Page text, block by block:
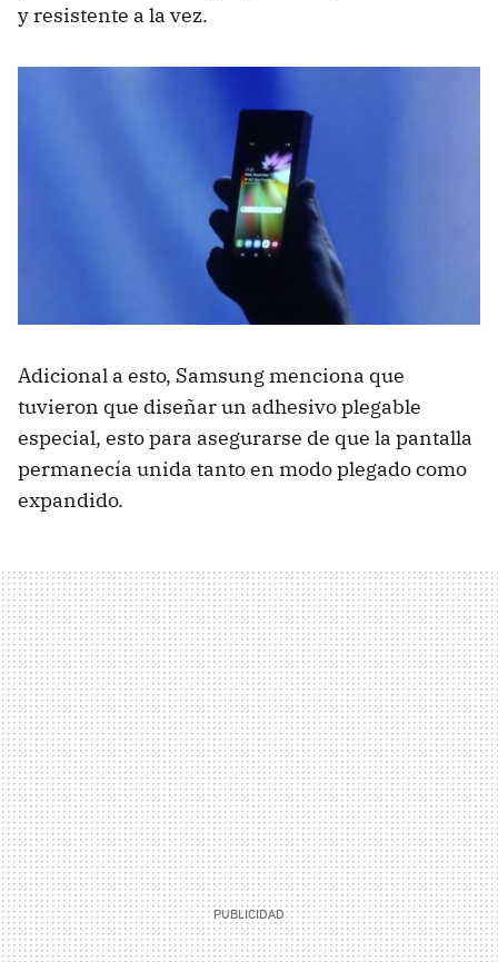
y resistente a la vez.
Adicional a esto, Samsung menciona que
tuvieron que diseñar un adhesivo plegable
especial, esto para asegurarse de que la pantalla
permanecía unida tanto en modo plegado como
expandido.